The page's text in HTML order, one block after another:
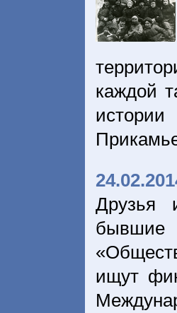
каждой
Друзья
бывшие
ищут